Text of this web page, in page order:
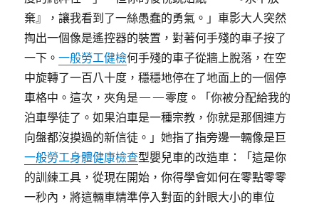
棄』，讓我看到了一絲愚蠢的勇氣。」車影大人突然
掏出一個像是遙控器的裝置，對著何手殘的車子按了
一下。一般勞工健檢何手殘的車子從牆上脫落，在空
中旋轉了一百八十度，穩穩地停在了地面上的一個停
車格中。這次，夾角是——零度。「你被分配給我的
泊車學徒了。如果泊車是一種宗教，你就是那個連方
向盤都沒摸過的新信徒。」她指了指旁邊一輛像是巨
一般勞工身體健康檢查型嬰兒車的改造車：「這是你
的訓練工具，從現在開始，你得學會如何在零點零零
一秒內，將這輛車精準停入對面的針眼大小的車位